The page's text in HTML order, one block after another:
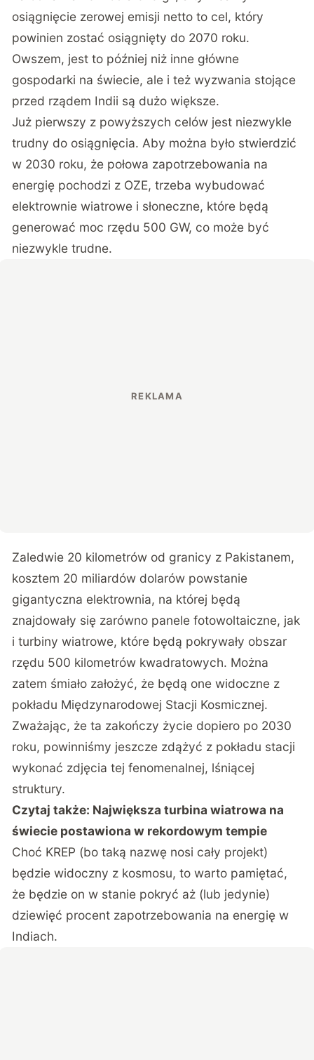
osiągnięcie zerowej emisji netto to cel, który
powinien zostać osiągnięty do 2070 roku.
Owszem, jest to później niż inne główne
gospodarki na świecie, ale i też wyzwania stojące
przed rządem Indii są dużo większe.
Już pierwszy z powyższych celów jest niezwykle
trudny do osiągnięcia. Aby można było stwierdzić
w 2030 roku, że połowa zapotrzebowania na
energię pochodzi z OZE, trzeba wybudować
elektrownie wiatrowe i słoneczne, które będą
generować moc rzędu 500 GW, co może być
niezwykle trudne.
Zaledwie 20 kilometrów od granicy z Pakistanem,
kosztem 20 miliardów dolarów powstanie
gigantyczna elektrownia, na której będą
znajdowały się zarówno panele fotowoltaiczne, jak
i turbiny wiatrowe, które będą pokrywały obszar
rzędu 500 kilometrów kwadratowych. Można
zatem śmiało założyć, że będą one widoczne z
pokładu Międzynarodowej Stacji Kosmicznej.
Zważając, że ta zakończy życie dopiero po 2030
roku, powinniśmy jeszcze zdążyć z pokładu stacji
wykonać zdjęcia tej fenomenalnej, lśniącej
struktury.
Czytaj także: Największa turbina wiatrowa na
świecie postawiona w rekordowym tempie
Choć KREP (bo taką nazwę nosi cały projekt)
będzie widoczny z kosmosu, to warto pamiętać,
że będzie on w stanie pokryć aż (lub jedynie)
dziewięć procent zapotrzebowania na energię w
Indiach.